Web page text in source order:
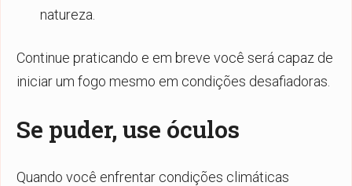
natureza.
Continue praticando e em breve você será capaz de
iniciar um fogo mesmo em condições desafiadoras.
Se puder, use óculos
Quando você enfrentar condições climáticas